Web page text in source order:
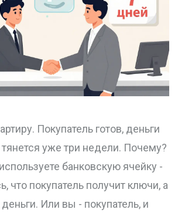
Покупатель готов, деньги
тянется уже три недели. Почему?
банковскую ячейку -
что покупатель получит ключи, а
Или вы - покупатель, и